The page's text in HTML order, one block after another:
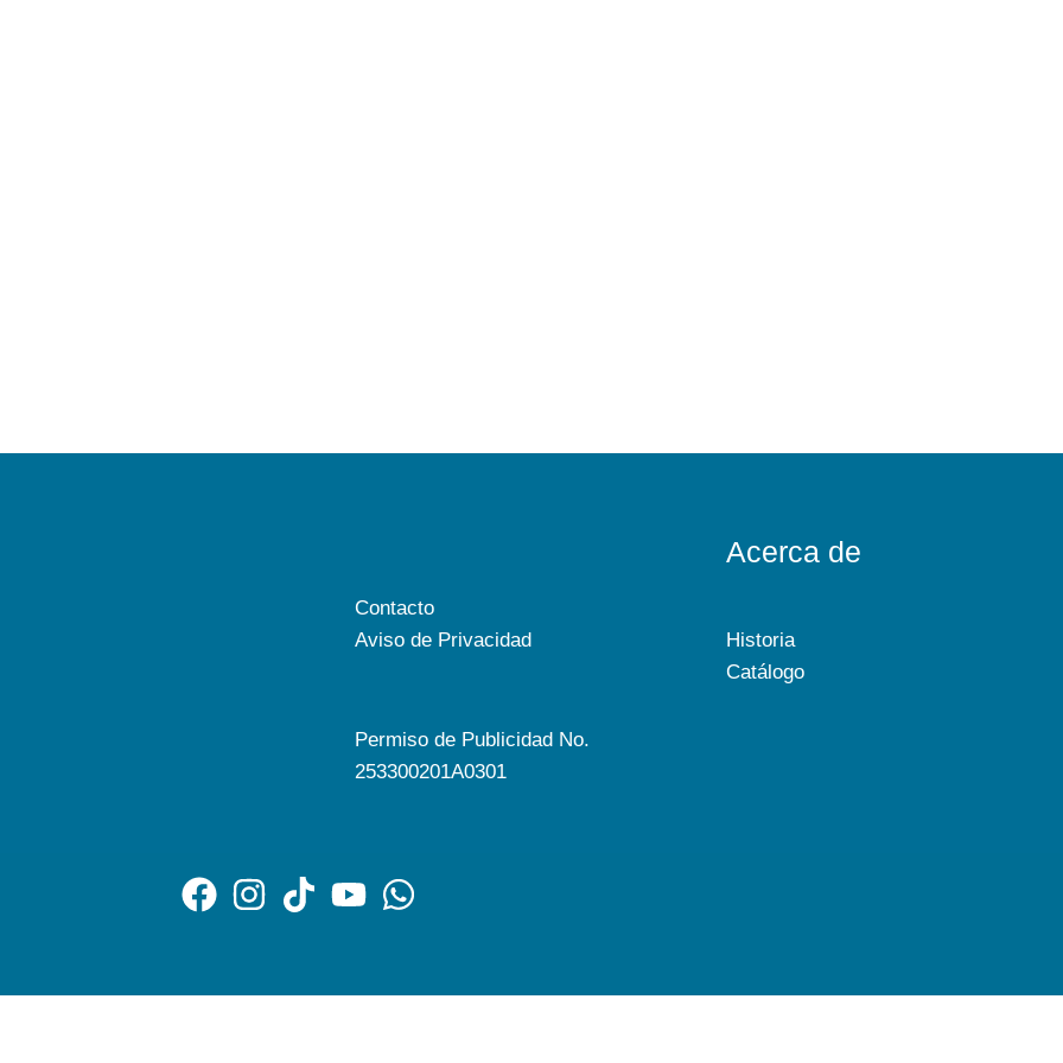
Contacto
Aviso de Privacidad
Permiso de Publicidad No.
253300201A0301
Acerca de
Historia
Catálogo